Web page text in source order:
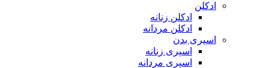
ادکلن
ادکلن زنانه
ادکلن مردانه
اسپری بدن
اسپری زنانه
اسپری مردانه